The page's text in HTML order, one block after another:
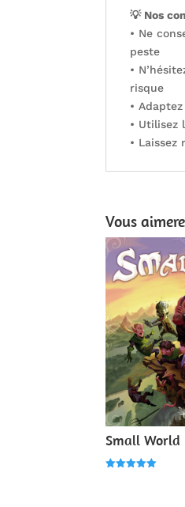
💡 Nos
• Ne
peste
•
risque
•
• Utilisez
•
Vous
Small World